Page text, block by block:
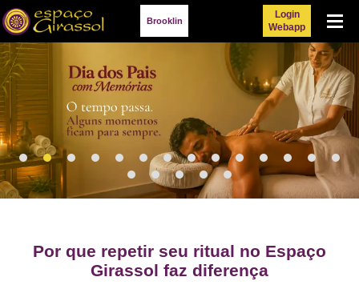
Login
WebappMenu
Brooklin
Por que repetir seu ritual no Espaço
Girassol faz diferença